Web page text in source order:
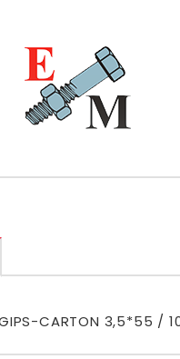
GIPS-CARTON 3,5*55 /